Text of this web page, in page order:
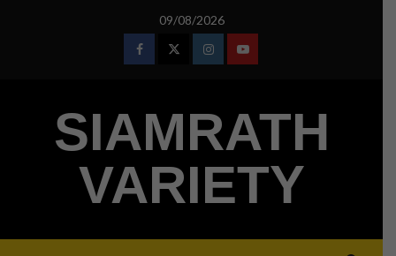
09/08/2026
FacebookTwitterInstagramYoutube
SIAMRATH
VARIETY